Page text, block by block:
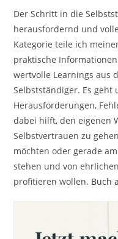
Der Schritt in die
herausfordernd und
Kategorie teile ich
praktische
wertvolle Learnings aus
Selbstständiger. Es geht
Herausforderungen,
dabei hilft, den eigenen
Selbstvertrauen zu
möchten oder gerade
stehen und von
profitieren wollen. Buch